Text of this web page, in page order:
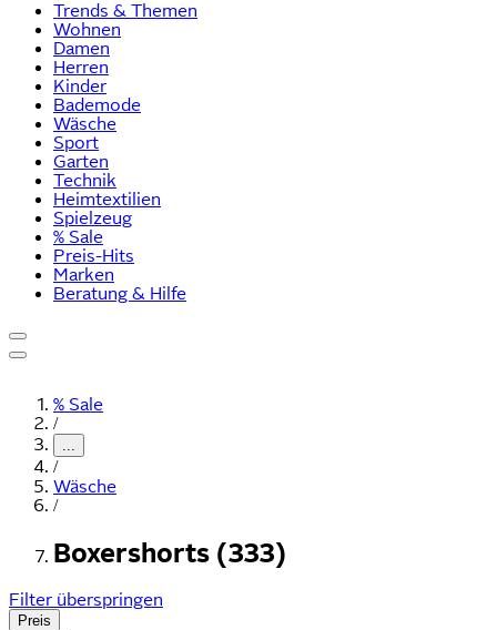
Trends & Themen
Wohnen
Damen
Herren
Kinder
Bademode
Wäsche
Sport
Garten
Technik
Heimtextilien
Spielzeug
% Sale
Preis-Hits
Marken
Beratung & Hilfe
% Sale
/
...
/
Wäsche
/
Boxershorts (333)
Filter überspringen
Preis